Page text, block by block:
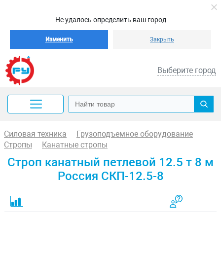
Не удалось определить ваш город
Изменить Закрыть
Выберите город
Силовая техника
Грузоподъемное оборудование
Стропы
Канатные стропы
Строп канатный петлевой 12.5 т 8 м
Россия СКП-12.5-8